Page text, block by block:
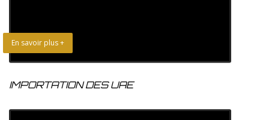
En savoir plus +
IMPORTATION DES UAE